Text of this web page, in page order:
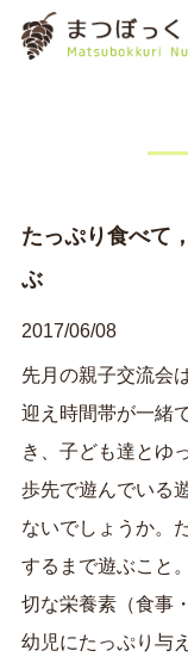
たっぷり食べて
ぶ
2017/06/08
先月の親子交流会
迎え時間帯が一緒
き、子ども達とゆ
歩先で遊んでいる
ないでしょうか。
するまで遊ぶこと
切な栄養素（食事
幼児にたっぷり与